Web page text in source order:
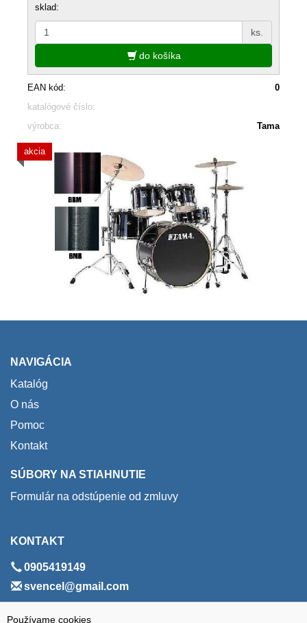
Používame cookies
sklad:
ks.
do košíka
EAN kód:
0
katalógové číslo:
výrobca:
Tama
akcia
NAVIGÁCIA
Katalóg
O nás
Pomoc
Kontakt
SÚBORY NA STIAHNUTIE
Formulár na odstúpenie od zmluvy
KONTAKT
0905419149
svencel@gmail.com
ADRESA